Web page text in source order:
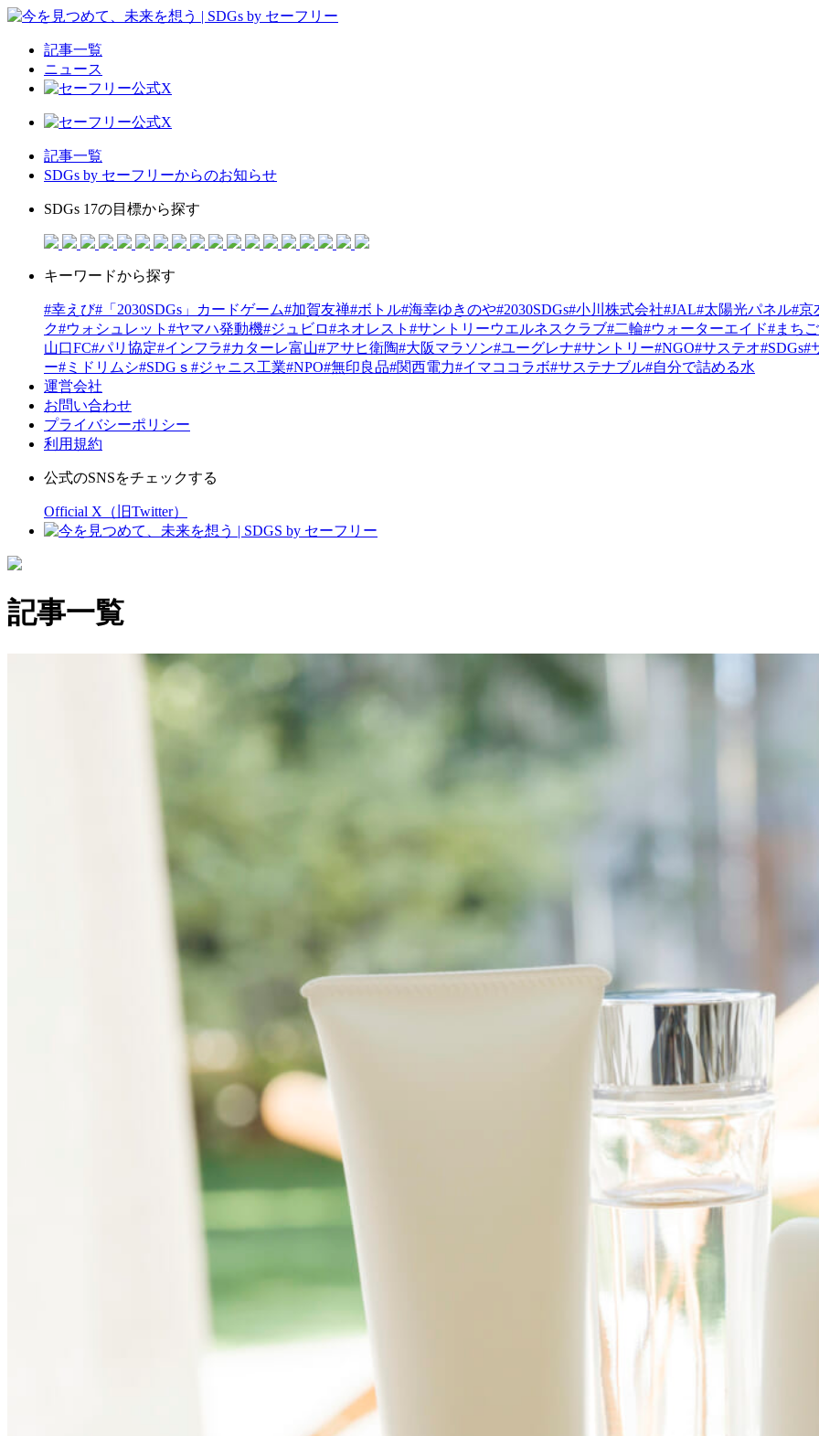
記事一覧
ニュース
記事一覧
SDGs by セーフリーからのお知らせ
SDGs 17の目標から探す
キーワードから探す
#幸えび#「2030SDGs」カードゲーム#加賀友禅#ボトル#海幸ゆきのや#2030SDGs#小川株式会社#JAL#太陽光パネル#京
ク#ウォシュレット #ヤマハ発動機#ジュビロ#ネオレスト #サントリーウエルネスクラブ#二輪#ウォーターエイド#まち
山口FC#パリ協定#インフラ#カターレ富山#アサヒ衛陶#大阪マラソン#ユーグレナ#サントリー#NGO#サステオ#SDGs#
ー#ミドリムシ#SDGｓ #ジャニス工業#NPO#無印良品#関西電力#イマココラボ#サステナブル#自分で詰める水
運営会社
お問い合わせ
プライバシーポリシー
利用規約
公式のSNSをチェックする
Official X（旧Twitter）
記事一覧